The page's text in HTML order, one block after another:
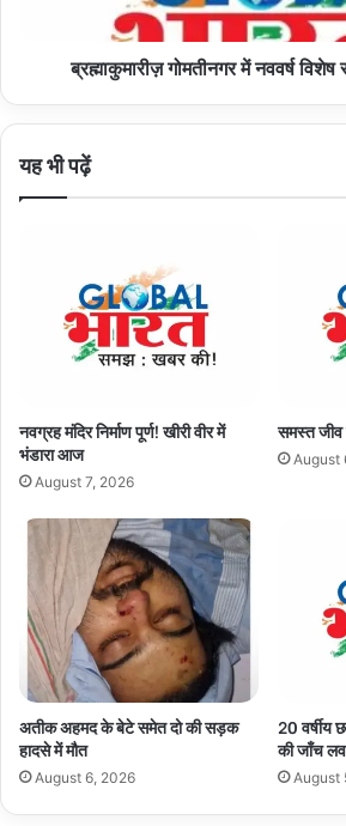
ब्रह्माकुमारीज़ गोमतीनगर में नववर्ष
यह भी पढ़ें
नवग्रह मंदिर निर्माण पूर्ण! खीरी वीर में
भंडारा आज
August 7, 2026
समस्त जीव
August
अतीक अहमद के बेटे समेत दो की सड़क
हादसे में मौत
August 6, 2026
20 वर्षीय
की जाँच
August